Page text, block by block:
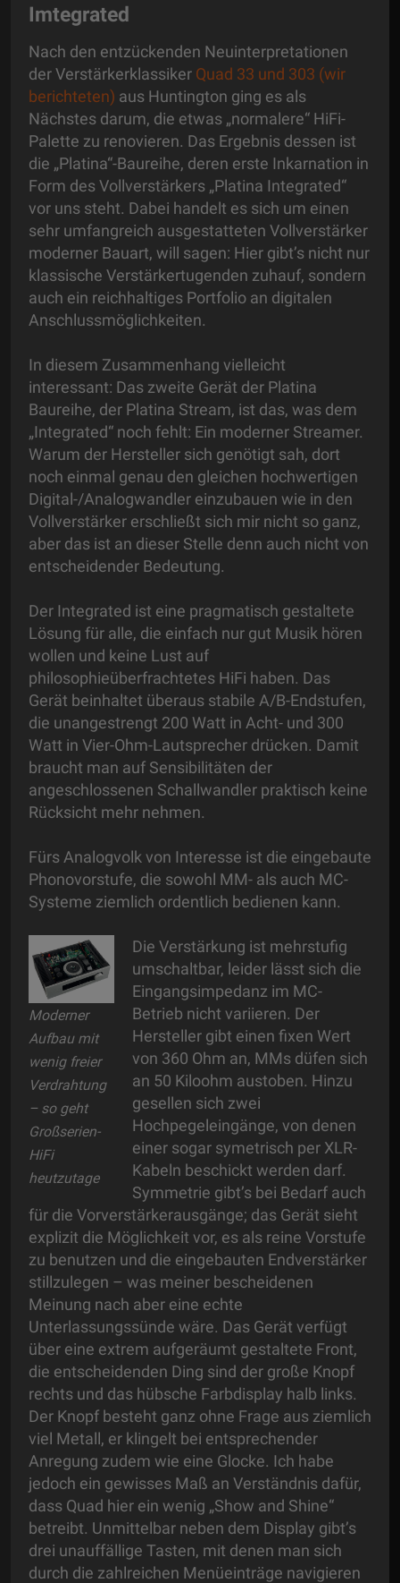
Imtegrated
Nach den entzückenden Neuinterpretationen
der Verstärkerklassiker Quad 33 und 303 (wir
berichteten) aus Huntington ging es als
Nächstes darum, die etwas „normalere“ HiFi-
Palette zu renovieren. Das Ergebnis dessen ist
die „Platina“-Baureihe, deren erste Inkarnation in
Form des Vollverstärkers „Platina Integrated“
vor uns steht. Dabei handelt es sich um einen
sehr umfangreich ausgestatteten Vollverstärker
moderner Bauart, will sagen: Hier gibt’s nicht nur
klassische Verstärkertugenden zuhauf, sondern
auch ein reichhaltiges Portfolio an digitalen
Anschlussmöglichkeiten.
In diesem Zusammenhang vielleicht
interessant: Das zweite Gerät der Platina
Baureihe, der Platina Stream, ist das, was dem
„Integrated“ noch fehlt: Ein moderner Streamer.
Warum der Hersteller sich genötigt sah, dort
noch einmal genau den gleichen hochwertigen
Digital-/Analogwandler einzubauen wie in den
Vollverstärker erschließt sich mir nicht so ganz,
aber das ist an dieser Stelle denn auch nicht von
entscheidender Bedeutung.
Der Integrated ist eine pragmatisch gestaltete
Lösung für alle, die einfach nur gut Musik hören
wollen und keine Lust auf
philosophieüberfrachtetes HiFi haben. Das
Gerät beinhaltet überaus stabile A/B-Endstufen,
die unangestrengt 200 Watt in Acht- und 300
Watt in Vier-Ohm-Lautsprecher drücken. Damit
braucht man auf Sensibilitäten der
angeschlossenen Schallwandler praktisch keine
Rücksicht mehr nehmen.
Fürs Analogvolk von Interesse ist die eingebaute
Phonovorstufe, die sowohl MM- als auch MC-
Systeme ziemlich ordentlich bedienen kann.
Moderner
Aufbau mit
wenig freier
Verdrahtung
– so geht
Großserien-
HiFi
heutzutage
Die Verstärkung ist mehrstufig
umschaltbar, leider lässt sich die
Eingangsimpedanz im MC-
Betrieb nicht variieren. Der
Hersteller gibt einen fixen Wert
von 360 Ohm an, MMs düfen sich
an 50 Kiloohm austoben. Hinzu
gesellen sich zwei
Hochpegeleingänge, von denen
einer sogar symetrisch per XLR-
Kabeln beschickt werden darf.
Symmetrie gibt’s bei Bedarf auch
für die Vorverstärkerausgänge; das Gerät sieht
explizit die Möglichkeit vor, es als reine Vorstufe
zu benutzen und die eingebauten Endverstärker
stillzulegen – was meiner bescheidenen
Meinung nach aber eine echte
Unterlassungssünde wäre. Das Gerät verfügt
über eine extrem aufgeräumt gestaltete Front,
die entscheidenden Ding sind der große Knopf
rechts und das hübsche Farbdisplay halb links.
Der Knopf besteht ganz ohne Frage aus ziemlich
viel Metall, er klingelt bei entsprechender
Anregung zudem wie eine Glocke. Ich habe
jedoch ein gewisses Maß an Verständnis dafür,
dass Quad hier ein wenig „Show and Shine“
betreibt. Unmittelbar neben dem Display gibt’s
drei unauffällige Tasten, mit denen man sich
durch die zahlreichen Menüeinträge navigieren